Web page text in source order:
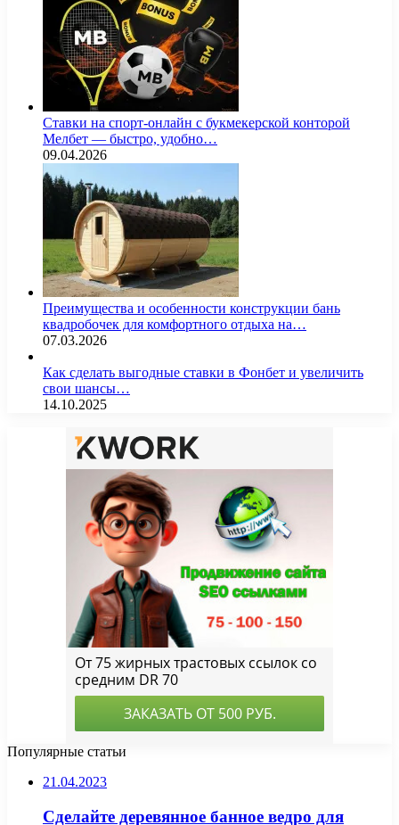
Ставки на спорт-онлайн с букмекерской конторой
Мелбет — быстро, удобно…
09.04.2026
Преимущества и особенности конструкции бань
квадробочек для комфортного отдыха на…
07.03.2026
Как сделать выгодные ставки в Фонбет и увеличить
свои шансы…
14.10.2025
Популярные статьи
21.04.2023
Сделайте деревянное банное ведро для